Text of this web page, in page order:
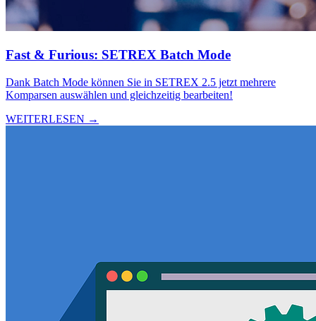
Fast & Furious: SETREX Batch Mode
Dank Batch Mode können Sie in SETREX 2.5 jetzt mehrere
Komparsen auswählen und gleichzeitig bearbeiten!
WEITERLESEN →